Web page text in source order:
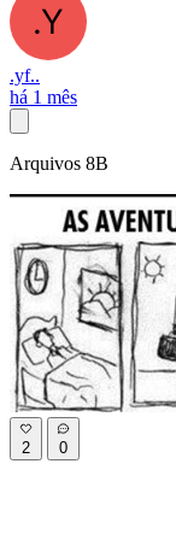
.yf..
há 1 mês
Arquivos 8B
2 0